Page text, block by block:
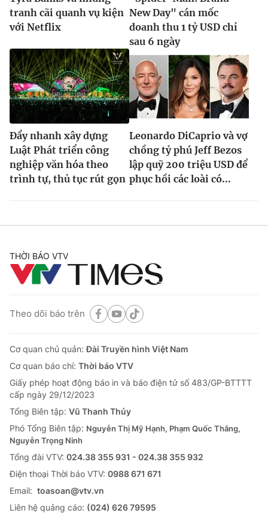
tranh cãi quanh vụ kiện
với Netflix
New Day" cán mốc
doanh thu 1 tỷ USD chỉ
sau 6 ngày
Đẩy nhanh xây dựng
Luật Phát triển công
nghiệp văn hóa theo
trình tự, thủ tục rút gọn
Leonardo DiCaprio và vợ
chồng tỷ phú Jeff Bezos
lập quỹ 200 triệu USD để
phục hồi các loài có...
THỜI BÁO VTV
Theo dõi báo trên
Cơ quan chủ quản:Đài Truyền hình Việt Nam
Cơ quan báo chí: Thời báo VTV
Giấy phép hoạt động báo in và báo điện tử số 483/GP-BTTTT
cấp ngày 29/12/2023
Tổng Biên tập: Vũ Thanh Thủy
Phó Tổng Biên tập: Nguyễn Thị Mỹ Hạnh, Phạm Quốc Thắng,
Nguyễn Trọng Ninh
Tổng đài VTV: 024.38 355 931 - 024.38 355 932
Ðiện thoại Thời báo VTV: 0988 671 671
Email: toasoan@vtv.vn
Liên hệ quảng cáo: (024) 626 79595